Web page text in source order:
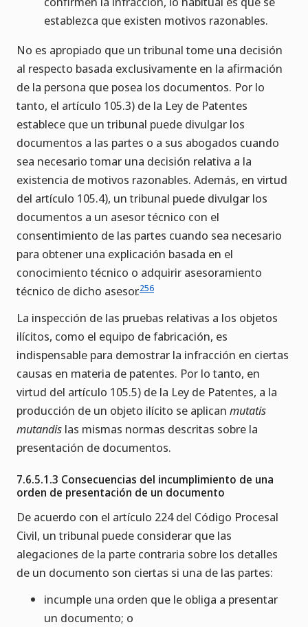
establezca que existen motivos razonables.
No es apropiado que un tribunal tome una decisión
al respecto basada exclusivamente en la afirmación
de la persona que posea los documentos. Por lo
tanto, el artículo 105.3) de la Ley de Patentes
establece que un tribunal puede divulgar los
documentos a las partes o a sus abogados cuando
sea necesario tomar una decisión relativa a la
existencia de motivos razonables. Además, en virtud
del artículo 105.4), un tribunal puede divulgar los
documentos a un asesor técnico con el
consentimiento de las partes cuando sea necesario
para obtener una explicación basada en el
conocimiento técnico o adquirir asesoramiento
técnico de dicho asesor.256
La inspección de las pruebas relativas a los objetos
ilícitos, como el equipo de fabricación, es
indispensable para demostrar la infracción en ciertas
causas en materia de patentes. Por lo tanto, en
virtud del artículo 105.5) de la Ley de Patentes, a la
producción de un objeto ilícito se aplican mutatis
mutandis las mismas normas descritas sobre la
presentación de documentos.
7.6.5.1.3 Consecuencias del incumplimiento de una
orden de presentación de un documento
De acuerdo con el artículo 224 del Código Procesal
Civil, un tribunal puede considerar que las
alegaciones de la parte contraria sobre los detalles
de un documento son ciertas si una de las partes:
incumple una orden que le obliga a presentar
un documento; o